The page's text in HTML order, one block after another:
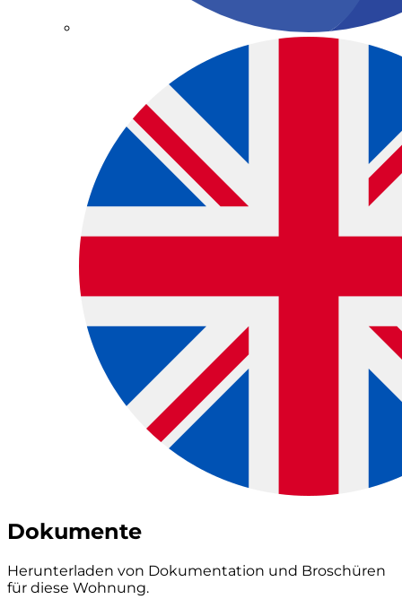
Dokumente
Herunterladen von Dokumentation und Broschüren
für diese Wohnung.